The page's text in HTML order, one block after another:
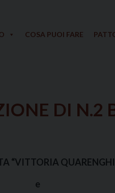
COSA PUOI FARE
DI N.2
“VITTORIA
e